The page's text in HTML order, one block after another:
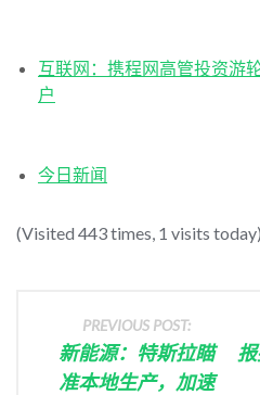
互联网：携程网高管投资游
户
今日新闻
(Visited 443 times, 1 visits today)
PREVIOUS POST:
新能源：特斯拉瞄
准本地生产，加速